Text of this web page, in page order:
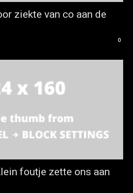
ziekte van co aan de
0
foutje zette ons aan